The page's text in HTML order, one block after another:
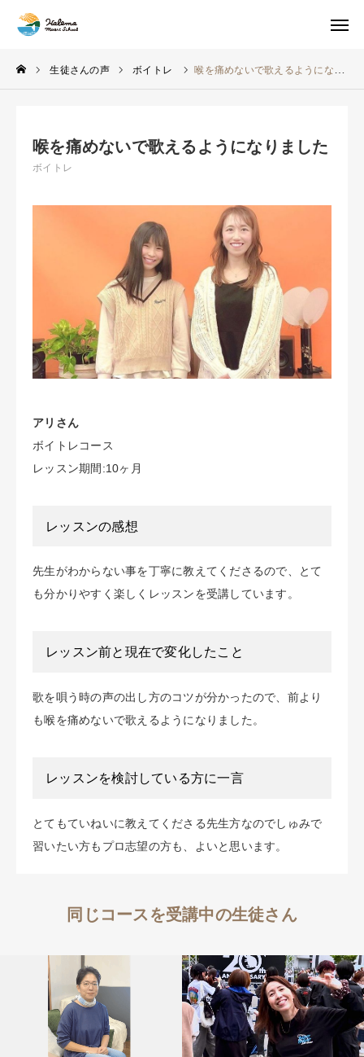
生徒さんの声 ボイトレ 喉を痛めないで歌えるようになりました
喉を痛めないで歌えるようになりました
ボイトレ
アリさん
ボイトレコース
レッスン期間:10ヶ月
レッスンの感想
先生がわからない事を丁寧に教えてくださるので、とて
も分かりやすく楽しくレッスンを受講しています。
レッスン前と現在で変化したこと
歌を唄う時の声の出し方のコツが分かったので、前より
も喉を痛めないで歌えるようになりました。
レッスンを検討している方に一言
とてもていねいに教えてくださる先生方なのでしゅみで
習いたい方もプロ志望の方も、よいと思います。
同じコースを受講中の生徒さん
レッスンコース
生徒さんの声
アクセス・スクール情報
お問い合わせ・FAQ